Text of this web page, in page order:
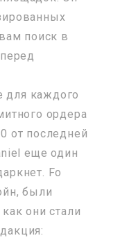
поиск в
для каждого
ордера
от последней
еще один
Fo
были
они стали